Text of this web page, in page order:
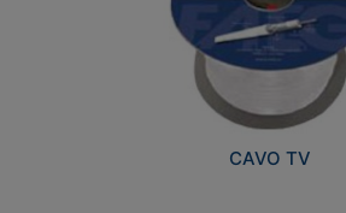
CAVO TV